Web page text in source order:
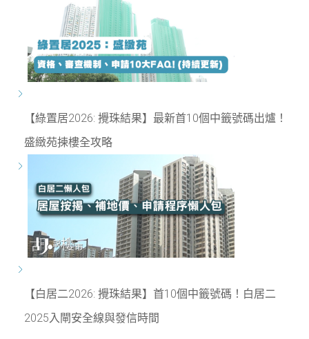
【綠置居2026: 攪珠結果】最新首10個中籤號碼出爐！
盛緻苑揀樓全攻略
【白居二2026: 攪珠結果】首10個中籤號碼！白居二
2025入閘安全線與發信時間